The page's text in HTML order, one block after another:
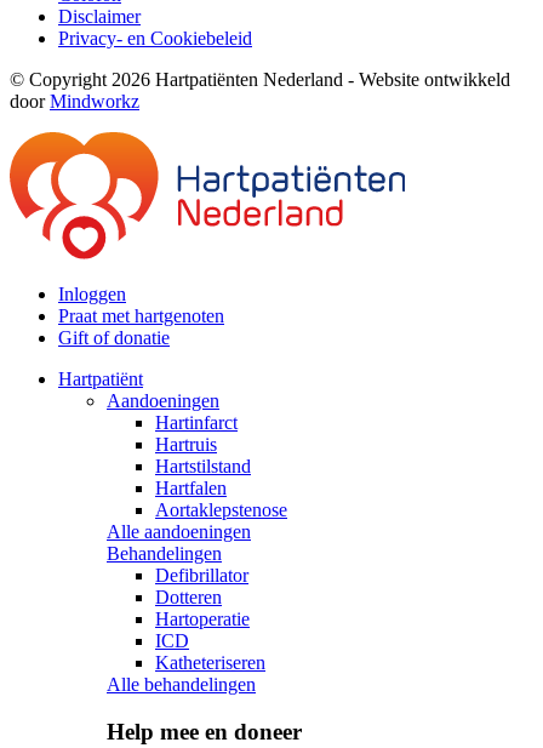
Disclaimer
Privacy- en Cookiebeleid
© Copyright 2026 Hartpatiënten Nederland - Website ontwikkeld
doorMindworkz
Inloggen
Praat met hartgenoten
Gift of donatie
Hartpatiënt
Aandoeningen
Hartinfarct
Hartruis
Hartstilstand
Hartfalen
Aortaklepstenose
Alle aandoeningen
Behandelingen
Defibrillator
Dotteren
Hartoperatie
ICD
Katheteriseren
Alle behandelingen
Help mee en doneer